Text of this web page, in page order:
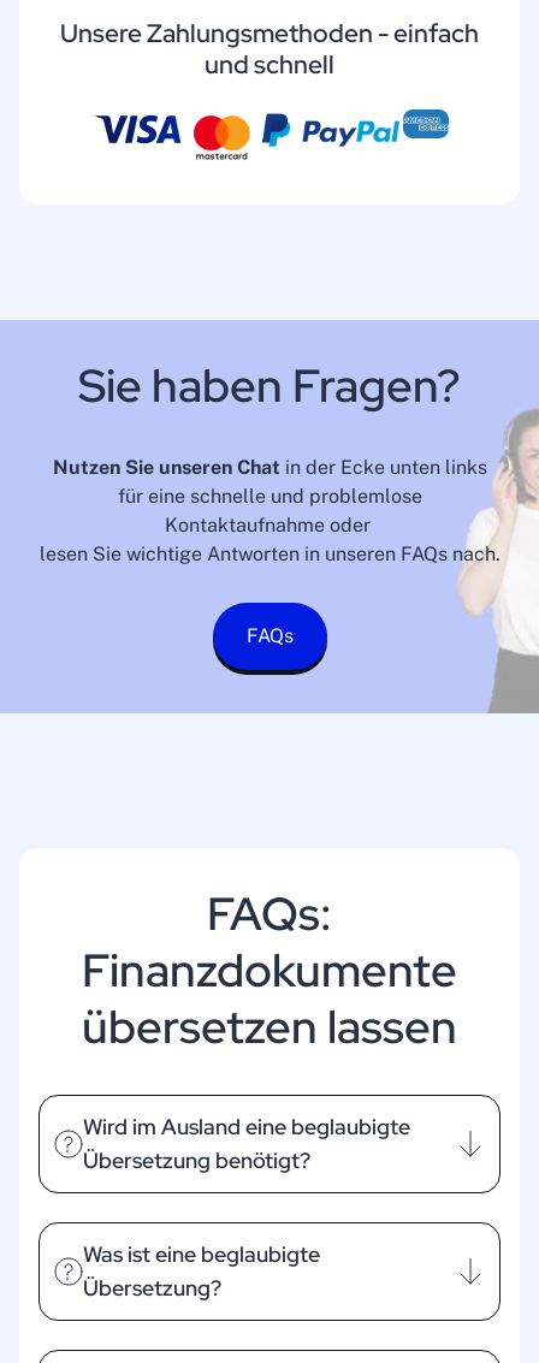
Unsere Zahlungsmethoden - einfach
und schnell
Sie haben Fragen?
Nutzen Sie unseren Chat in der Ecke unten links
für eine schnelle und problemlose
Kontaktaufnahme oder
lesen Sie wichtige Antworten in unseren FAQs nach.
FAQs
FAQs:
Finanzdokumente
übersetzen lassen
Wird im Ausland eine beglaubigte
Übersetzung benötigt?
Was ist eine beglaubigte
Übersetzung?